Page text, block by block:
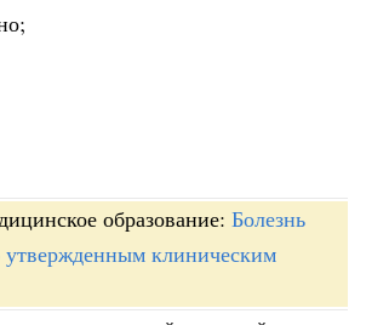
образование: Болезнь
клиническим